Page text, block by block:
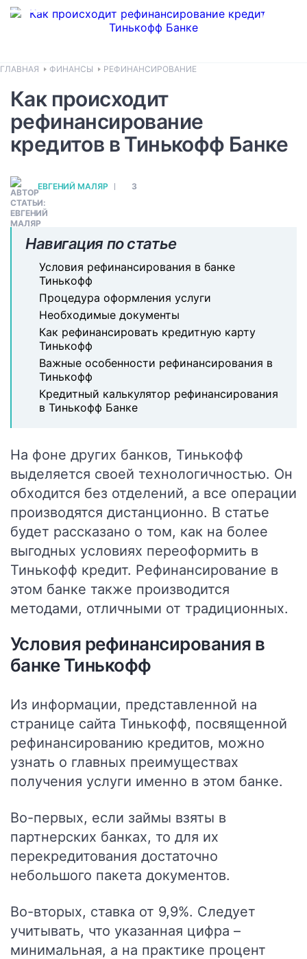
ГЛАВНАЯ ФИНАНСЫ РЕФИНАНСИРОВАНИЕ
Как происходит
рефинансирование
кредитов в Тинькофф Банке
ЕВГЕНИЙ МАЛЯР 3
Навигация по статье
Условия рефинансирования в банке
Тинькофф
Процедура оформления услуги
Необходимые документы
Как рефинансировать кредитную карту
Тинькофф
Важные особенности рефинансирования в
Тинькофф
Кредитный калькулятор рефинансирования
в Тинькофф Банке
На фоне других банков, Тинькофф
выделяется своей технологичностью. Он
обходится без отделений, а все операции
производятся дистанционно. В статье
будет рассказано о том, как на более
выгодных условиях переоформить в
Тинькофф кредит. Рефинансирование в
этом банке также производится
методами, отличными от традиционных.
Условия рефинансирования в
банке Тинькофф
Из информации, представленной на
странице сайта Тинькофф, посвященной
рефинансированию кредитов, можно
узнать о главных преимуществах
получения услуги именно в этом банке.
Во-первых, если займы взяты в
партнерских банках, то для их
перекредитования достаточно
небольшого пакета документов.
Во-вторых, ставка от 9,9%. Следует
учитывать, что указанная цифра –
минимальная, а на практике процент